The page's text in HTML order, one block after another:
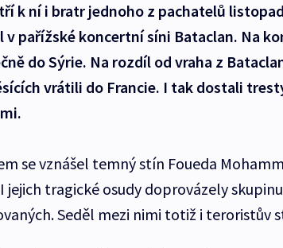
k ní i bratr jednoho z pachatelů
v pařížské koncertní síni Bataclan. Na
do Sýrie. Na rozdíl od vraha z
vrátili do Francie. I tak dostali
se vznášel temný stín Foueda
jejich tragické osudy doprovázely
Seděl mezi nimi totiž i teroristův